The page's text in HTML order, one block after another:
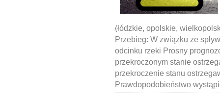
(łódzkie, opolskie,
Przebieg: W związku ze
odcinku rzeki Prosny
przekroczonym stanie
przekroczenie stanu
Prawdopodobieństwo